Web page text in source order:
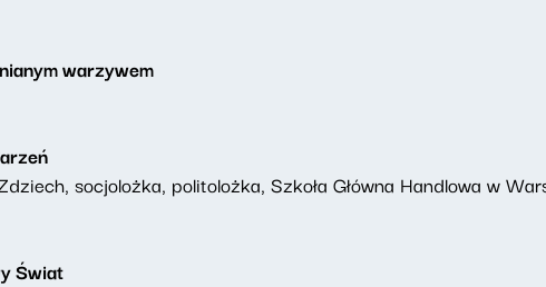
warzywem
socjolożka, politolożka, Szkoła Główna Handlowa w
Świat